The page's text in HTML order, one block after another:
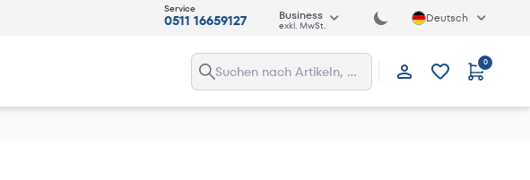
Service
0511 16659127 Business
exkl. MwSt. Deutsch
Anmelden
0